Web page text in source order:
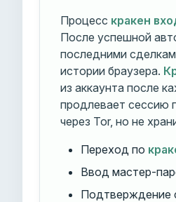
Процесс кракен
После успешной
последними
истории браузера.
из аккаунта после
продлевает сессию
через Tor, но не
Переход по
Ввод мастер-
Подтверждение